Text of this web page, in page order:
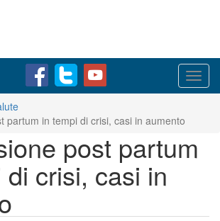
partum in tempi di crisi, casi in aumento
post partum
di crisi, casi in